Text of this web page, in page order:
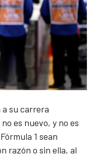
su carrera
es nuevo, y no es
Fórmula 1 sean
razón o sin ella, al